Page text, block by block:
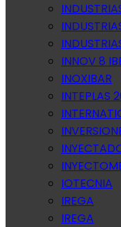
INNOV 8
INOXIBAR
INTEPLAS
IOTECNIA
IREGA
IREGA